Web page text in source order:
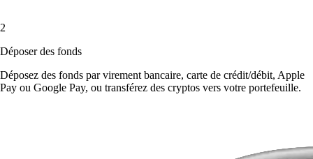
2
Déposer des fonds
Déposez des fonds par virement bancaire, carte de crédit/débit, Apple
Pay ou Google Pay, ou transférez des cryptos vers votre portefeuille.